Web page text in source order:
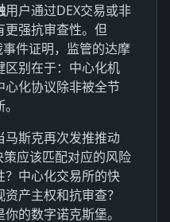
用户通过DEX交易或非
强抗审查性。但
件证明，监管的达摩
区别在于：中心化机
心化协议除非被全节
斯克再次发推推动
应该匹配对应的风险
？中心化交易所的快
产主权和抗审查？
的数字诺克斯堡。